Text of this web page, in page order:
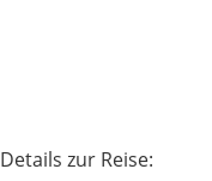
Details zur Reise: